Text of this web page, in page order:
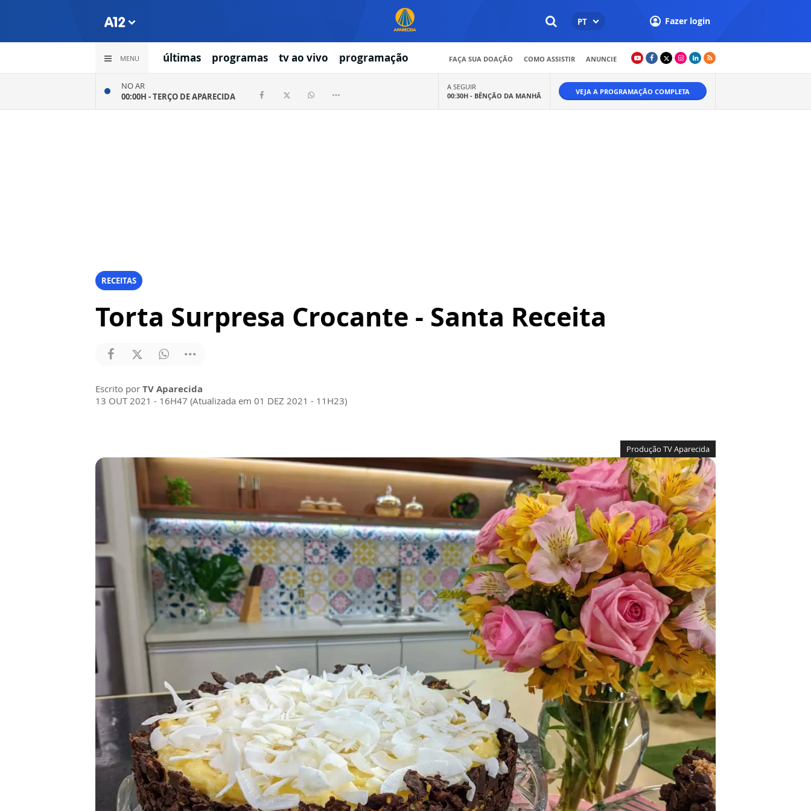
PT Fazer login
MENU últimas programas tv ao vivo programação FAÇA SUA DOAÇÃO COMO ASSISTIR ANUNCIE
NO AR
00:00H -TERÇO DE APARECIDA
A SEGUIR
00:30H - BÊNÇÃO DA MANHÃ VEJA A PROGRAMAÇÃO COMPLETA
RECEITAS
Torta Surpresa Crocante - Santa Receita
Escrito por TV Aparecida
13 OUT 2021 - 16H47 (Atualizada em 01 DEZ 2021 - 11H23)
Produção TV Aparecida